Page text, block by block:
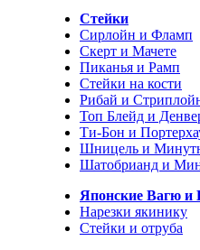
Стейки
Сирлойн и Фламп
Скерт и Мачете
Пиканья и Рамп
Стейки на кости
Рибай и
Топ Блейд и
Ти-Бон и
Шницель и
Шатобрианд и
Японские Вагю и
Нарезки якинику
Стейки и отруба